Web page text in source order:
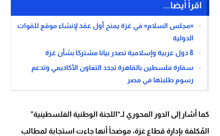
اقرأ أيضا...
«مجلس السلام» في غزة يمنح أول عقد لإنشاء موقع للقوات
الدولية
8 دول عربية وإسلامية تصدر بيانا مشتركا بشأن غزة
سفارة فلسطين بالقاهرة تجدد التعاون الأكاديمي وتدعم
رسوم طلبتها في مصر
كما أشار إلى الدور المحوري لـ“اللجنة الوطنية الفلسطينية”
المُكلفة بإدارة قطاع غزة، موضحاً أنها جاءت استجابة لمطالب